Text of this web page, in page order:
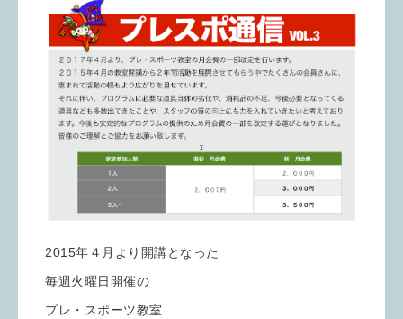
2015年４月より開講となった
毎週火曜日開催の
プレ・スポーツ教室